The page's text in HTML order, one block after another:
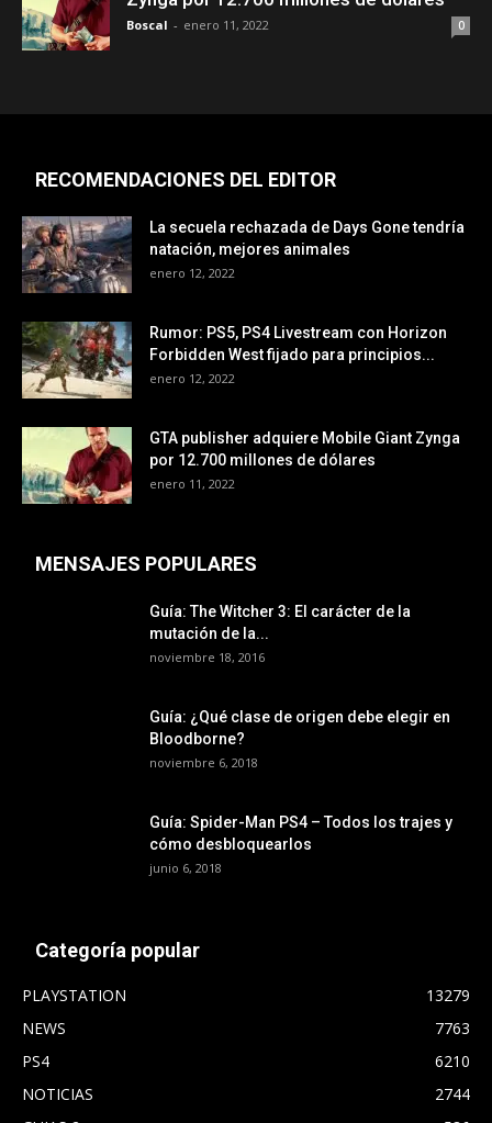
Boscal - enero 11, 2022 0
RECOMENDACIONES DEL EDITOR
La secuela rechazada de Days Gone tendría
natación, mejores animales
enero 12, 2022
Rumor: PS5, PS4 Livestream con Horizon
Forbidden West fijado para principios...
enero 12, 2022
GTA publisher adquiere Mobile Giant Zynga
por 12.700 millones de dólares
enero 11, 2022
MENSAJES POPULARES
Guía: The Witcher 3: El carácter de la
mutación de la...
noviembre 18, 2016
Guía: ¿Qué clase de origen debe elegir en
Bloodborne?
noviembre 6, 2018
Guía: Spider-Man PS4 – Todos los trajes y
cómo desbloquearlos
junio 6, 2018
Categoría popular
PLAYSTATION
13279
NEWS
7763
PS4
6210
NOTICIAS
2744